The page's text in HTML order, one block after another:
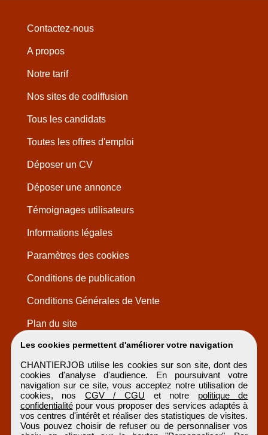
Les cookies permettent d'améliorer votre navigation
CHANTIERJOB utilise les cookies sur son site, dont des
cookies d'analyse d'audience. En poursuivant votre
navigation sur ce site, vous acceptez notre utilisation de
cookies, nos CGV / CGU et notre politique de
confidentialitépour vous proposer des services adaptés à
vos centres d'intérêt et réaliser des statistiques de visites.
Vous pouvez choisir de refuser ou de personnaliser vos
Contactez-nous
A propos
Notre tarif
Nos sites de codiffusion
Tous les candidats
Toutes les offres d'emploi
Déposer un CV
Déposer une annonce
Témoignages utilisateurs
Informations légales
Paramètres des cookies
Conditions de publication
Conditions Générales de Vente
Plan du site